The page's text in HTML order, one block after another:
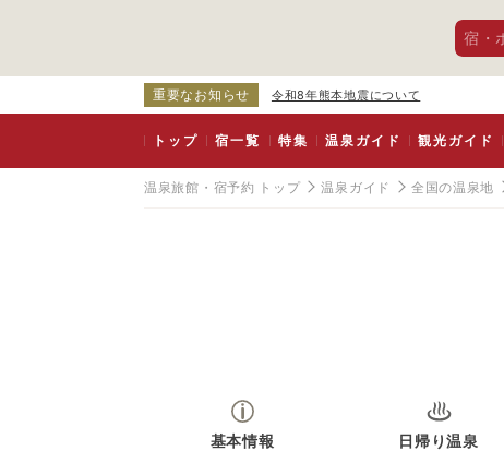
宿・
重要なお知らせ 令和8年熊本地震について
トップ 宿一覧 特集 温泉ガイド 観光ガイド
温泉旅館・宿予約 トップ 温泉ガイド 全国の温泉地
基本情報 日帰り温泉